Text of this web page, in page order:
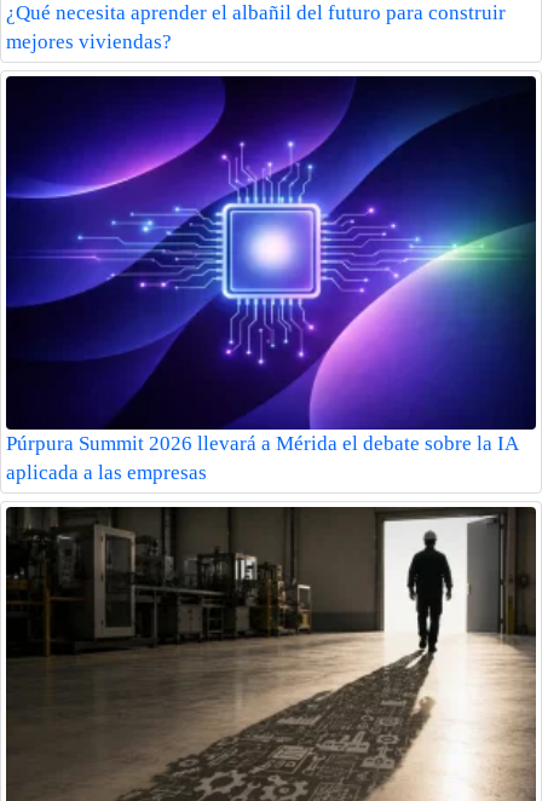
¿Qué necesita aprender el albañil del futuro para construir
mejores viviendas?
Púrpura Summit 2026 llevará a Mérida el debate sobre la IA
aplicada a las empresas